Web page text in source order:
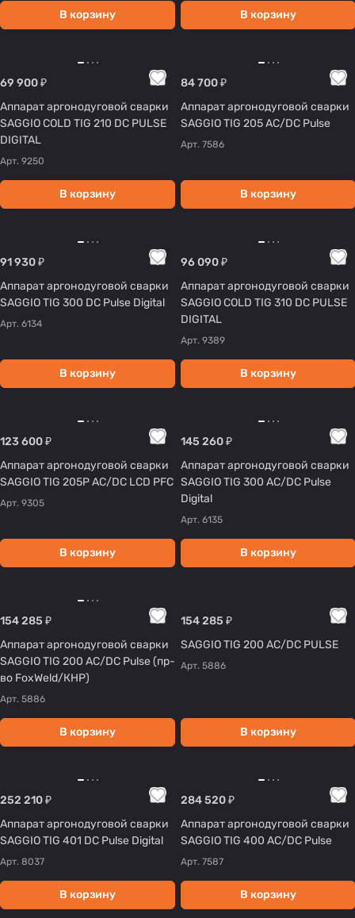
В корзину В корзину
69 900 ₽
Аппарат аргонодуговой сварки
SAGGIO COLD TIG 210 DC PULSE
DIGITAL
Арт. 9250
В корзину
84 700 ₽
Аппарат аргонодуговой сварки
SAGGIO TIG 205 AC/DC Pulse
Арт. 7586
В корзину
91 930 ₽
Аппарат аргонодуговой сварки
SAGGIO TIG 300 DC Pulse Digital
Арт. 6134
В корзину
96 090 ₽
Аппарат аргонодуговой сварки
SAGGIO COLD TIG 310 DC PULSE
DIGITAL
Арт. 9389
В корзину
123 600 ₽
Аппарат аргонодуговой сварки
SAGGIO TIG 205P AC/DC LCD PFC
Арт. 9305
В корзину
145 260 ₽
Аппарат аргонодуговой сварки
SAGGIO TIG 300 AC/DC Pulse
Digital
Арт. 6135
В корзину
154 285 ₽
Аппарат аргонодуговой сварки
SAGGIO TIG 200 AC/DC Pulse (пр-
во FoxWeld/КНР)
Арт. 5886
В корзину
154 285 ₽
SAGGIO TIG 200 AC/DC PULSE
Арт. 5886
В корзину
252 210 ₽
Аппарат аргонодуговой сварки
SAGGIO TIG 401 DC Pulse Digital
Арт. 8037
В корзину
284 520 ₽
Аппарат аргонодуговой сварки
SAGGIO TIG 400 AC/DC Pulse
Арт. 7587
В корзину